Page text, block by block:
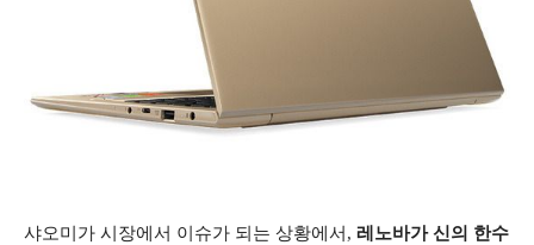
샤오미가 시장에서 이슈가 되는 상황에서, 레노바가 신의 한수